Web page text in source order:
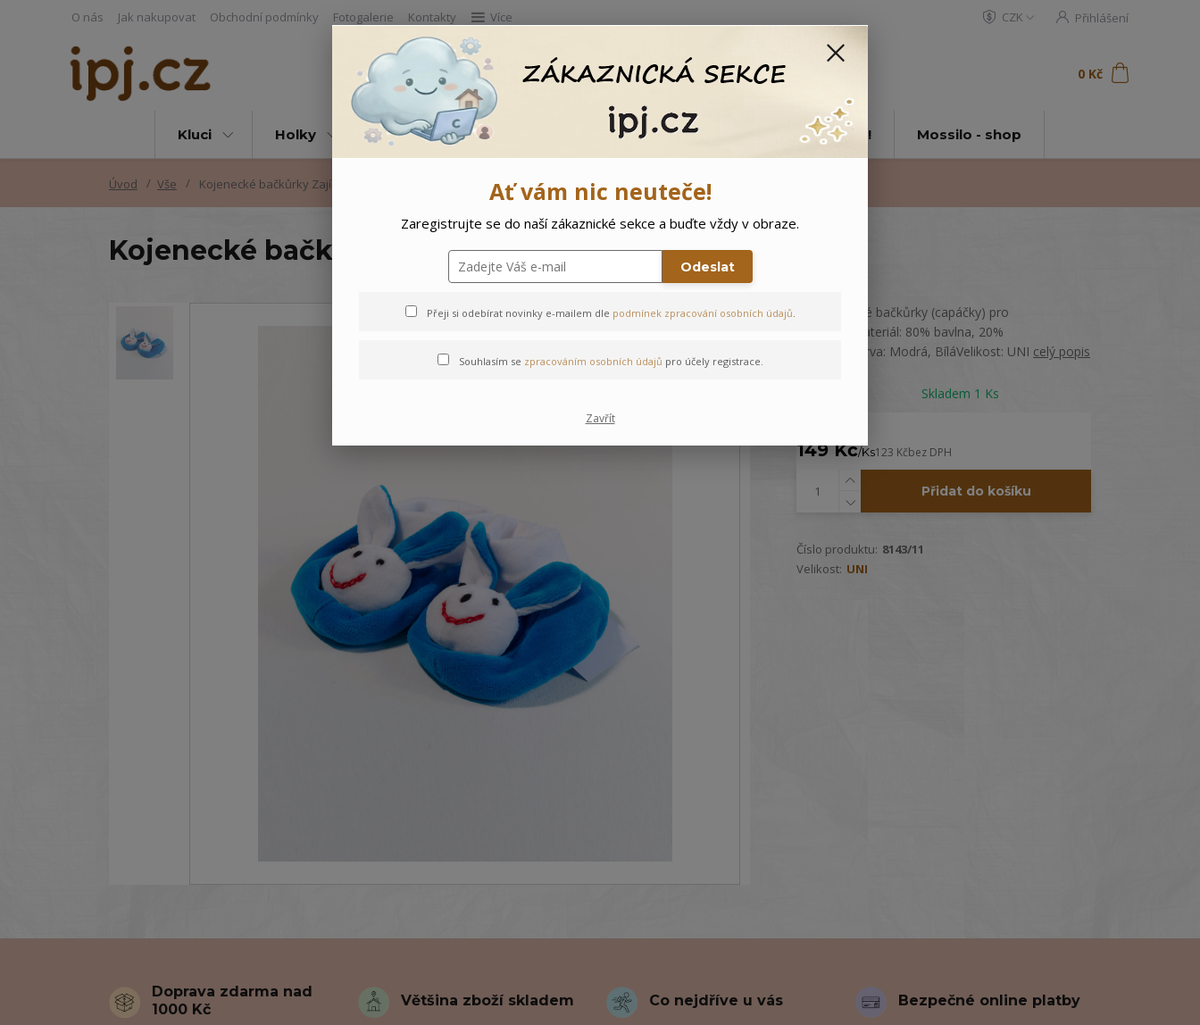
O nás Jak nakupovat Obchodní podmínky Fotogalerie Kontakty Více CZK Přihlášení
Hledat 0 Kč
Kluci Holky Vše Doprodej Ostatní 🌲 Vítejte ve světě Mossilo! Mossilo - shop
Úvod Vše Kojenecké bačkůrky Zajíčci
Kojenecké bačkůrky Zajíčci
Světle zelené bačkůrky (capáčky) pro
nejmenší.Materiál: 80% bavlna, 20%
polyamidBarva: Modrá, BíláVelikost: UNI celý popis
Skladem 1 Ks
149 Kč/Ks123 Kčbez DPH
Přidat do košíku
Číslo produktu: 8143/11
Velikost: UNI
Doprava zdarma nad
1000 Kč
Většina zboží skladem Co nejdříve u vás Bezpečné online platby
Ať vám nic neuteče!
Zaregistrujte se do naší zákaznické sekce a buďte vždy v obraze.
Odeslat
Přeji si odebírat novinky e-mailem dle podmínek zpracování osobních údajů.
Souhlasím se zpracováním osobních údajů pro účely registrace.
Zavřít